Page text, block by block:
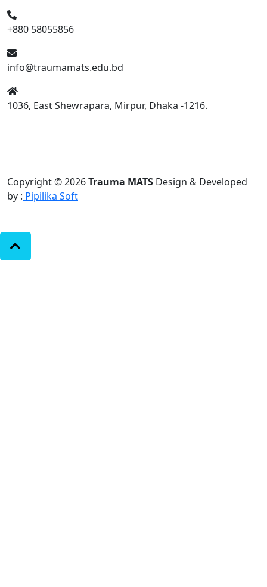
+880 58055856
info@traumamats.edu.bd
1036, East Shewrapara, Mirpur, Dhaka -1216.
Copyright © 2026Trauma MATS Design & Developed
by : Pipilika Soft